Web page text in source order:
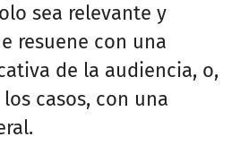
sea relevante y
resuene con una
de la audiencia, o,
casos, con una